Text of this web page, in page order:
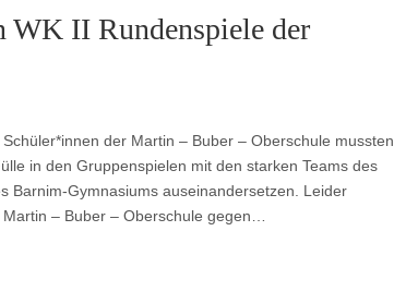
II Rundenspiele der
Schüler*innen der Martin – Buber – Oberschule mussten
in den Gruppenspielen mit den starken Teams des
Barnim-Gymnasiums auseinandersetzen. Leider
– Buber – Oberschule gegen…